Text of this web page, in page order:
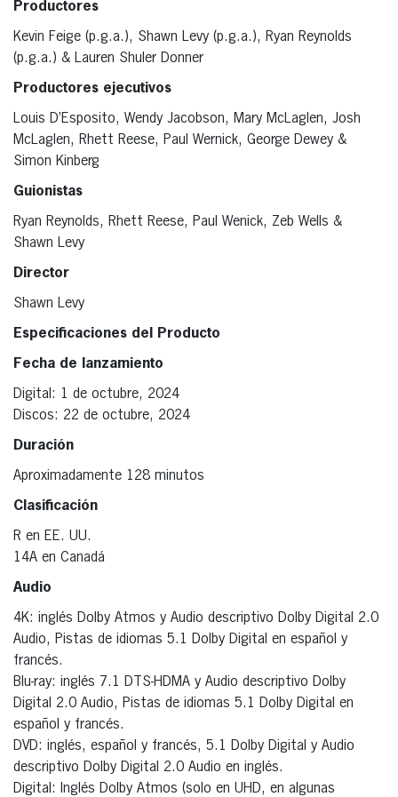
Productores
Kevin Feige (p.g.a.), Shawn Levy (p.g.a.), Ryan Reynolds
(p.g.a.) & Lauren Shuler Donner
Productores ejecutivos
Louis D’Esposito, Wendy Jacobson, Mary McLaglen, Josh
McLaglen, Rhett Reese, Paul Wernick, George Dewey &
Simon Kinberg
Guionistas
Ryan Reynolds, Rhett Reese, Paul Wenick, Zeb Wells &
Shawn Levy
Director
Shawn Levy
Especificaciones del Producto
Fecha de lanzamiento
Digital: 1 de octubre, 2024
Discos: 22 de octubre, 2024
Duración
Aproximadamente 128 minutos
Clasificación
R en EE. UU.
14A en Canadá
Audio
4K: inglés Dolby Atmos y Audio descriptivo Dolby Digital 2.0
Audio, Pistas de idiomas 5.1 Dolby Digital en español y
francés.
Blu-ray: inglés 7.1 DTS-HDMA y Audio descriptivo Dolby
Digital 2.0 Audio, Pistas de idiomas 5.1 Dolby Digital en
español y francés.
DVD: inglés, español y francés, 5.1 Dolby Digital y Audio
descriptivo Dolby Digital 2.0 Audio en inglés.
Digital: Inglés Dolby Atmos (solo en UHD, en algunas